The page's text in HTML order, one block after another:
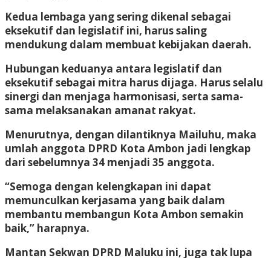
Kedua lembaga yang sering dikenal sebagai
eksekutif dan legislatif ini, harus saling
mendukung dalam membuat kebijakan daerah.
Hubungan keduanya antara legislatif dan
eksekutif sebagai mitra harus dijaga. Harus selalu
sinergi dan menjaga harmonisasi, serta sama-
sama melaksanakan amanat rakyat.
Menurutnya, dengan dilantiknya Mailuhu, maka
umlah anggota DPRD Kota Ambon jadi lengkap
dari sebelumnya 34 menjadi 35 anggota.
“Semoga dengan kelengkapan ini dapat
memunculkan kerjasama yang baik dalam
membantu membangun Kota Ambon semakin
baik,” harapnya.
Mantan Sekwan DPRD Maluku ini, juga tak lupa